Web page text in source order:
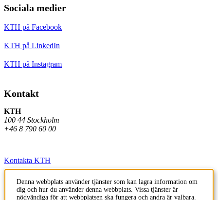
Sociala medier
KTH på Facebook
KTH på LinkedIn
KTH på Instagram
Kontakt
KTH
100 44 Stockholm
+46 8 790 60 00
Kontakta KTH
Jobba på KTH
Press och media
Denna webbplats använder tjänster som kan lagra information om
dig och hur du använder denna webbplats. Vissa tjänster är
nödvändiga för att webbplatsen ska fungera och andra är valbara.